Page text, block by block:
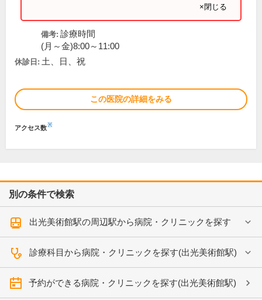
×閉じる
備考: 診療時間
(月～金)8:00～11:00
休診日: 土、日、祝
この医院の詳細をみる
アクセス数※
別の条件で検索
出光美術館駅の周辺駅から病院・クリニックを探す
診療科目から病院・クリニックを探す(出光美術館駅)
予約ができる病院・クリニックを探す(出光美術館駅)